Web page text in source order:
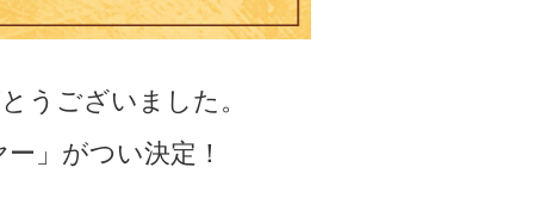
うございました。
」がつい決定！